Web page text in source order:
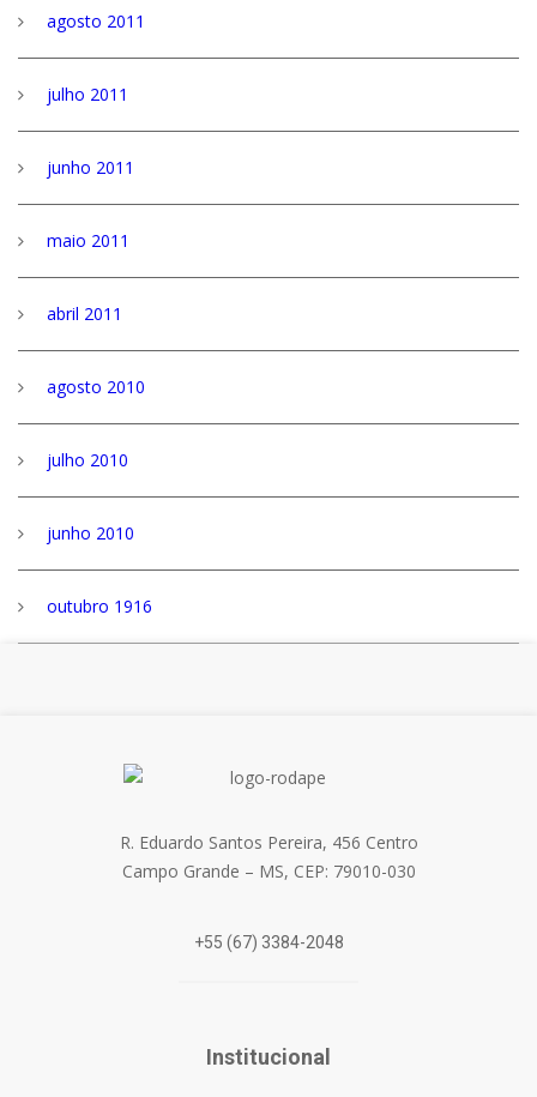
agosto 2011
julho 2011
junho 2011
maio 2011
abril 2011
agosto 2010
julho 2010
junho 2010
outubro 1916
R. Eduardo Santos Pereira, 456 Centro
Campo Grande – MS, CEP: 79010-030
+55 (67) 3384-2048
Institucional